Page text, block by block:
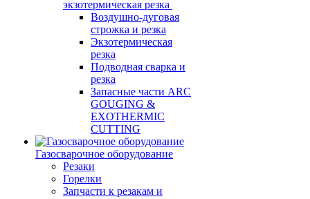
экзотермическая резка
Воздушно-дуговая
строжка и резка
Экзотермическая
резка
Подводная сварка и
резка
Запасные части ARC
GOUGING &
EXOTHERMIC
CUTTING
Газосварочное оборудование
Резаки
Горелки
Запчасти к резакам и